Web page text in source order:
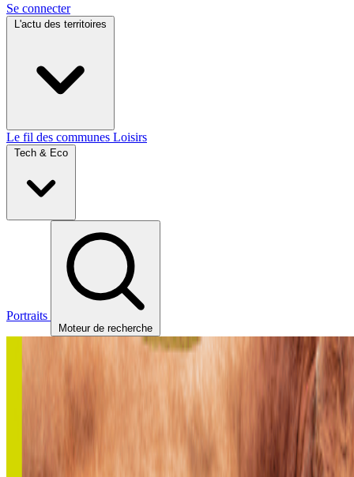
Se connecter
L'actu des territoires
Le fil des communes Loisirs
Tech & Eco
Portraits
Moteur de recherche